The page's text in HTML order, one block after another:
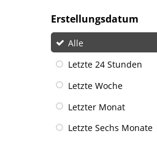
Erstellungsdatum
Alle
Letzte 24 Stunden
Letzte Woche
Letzter Monat
Letzte Sechs Monate